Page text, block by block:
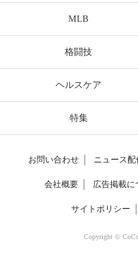
MLB
格闘技
ヘルスケア
特集
お問い合わせ ニュース配
会社概要 広告掲載に
サイトポリシー
Copyright ©